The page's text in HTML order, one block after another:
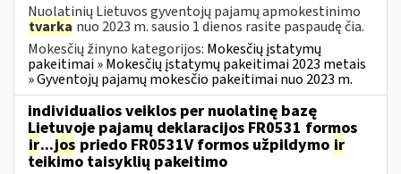
Nuolatinių Lietuvos gyventojų pajamų apmokestinimo
tvarka nuo 2023 m. sausio 1 dienos rasite paspaudę čia.
Mokesčių žinyno kategorijos: Mokesčių įstatymų
pakeitimai » Mokesčių įstatymų pakeitimai 2023 metais
» Gyventojų pajamų mokesčio pakeitimai nuo 2023 m.
individualios veiklos per nuolatinę bazę
Lietuvoje pajamų deklaracijos FR0531 formos
ir...jos priedo FR0531V formos užpildymo ir
teikimo taisyklių pakeitimo